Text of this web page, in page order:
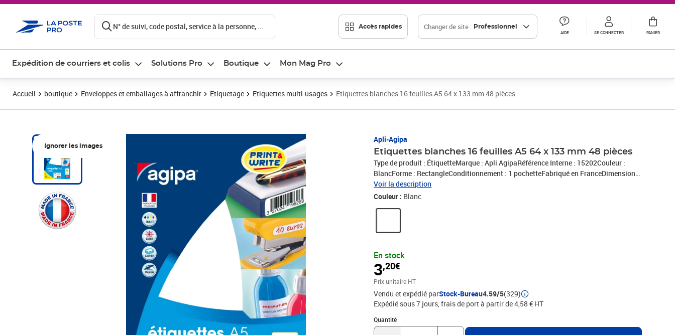
N° de suivi, code postal, service à la personne, ... Accès rapides Changer de site : Professionnel
AIDE SE CONNECTER PANIER
Expédition de courriers et colis Solutions Pro Boutique Mon Mag Pro
Accueil boutique Enveloppes et emballages à affranchir Etiquetage Etiquettes multi-usages Etiquettes blanches 16 feuilles A5 64 x 133 mm 48 pièces
Ignorer les images
Apli-Agipa
Etiquettes blanches 16 feuilles A5 64 x 133 mm 48 pièces
Type de produit : ÉtiquetteMarque : Apli AgipaRéférence Interne : 15202Couleur :
BlancForme : RectangleConditionnement : 1 pochetteFabriqué en FranceDimensions :
6,4 X 13,3 cmExpédié de France par notre entrepot Lyonnais
Voir la description
Couleur : Blanc
En stock
3,20€
Prix 3,20€
Prix unitaire HT
Vendu et expédié parStock-Bureau4.59/5(329)
Expédié sous 7 jours, frais de port à partir de 4,58 € HT
Quantité
Quantité : 1